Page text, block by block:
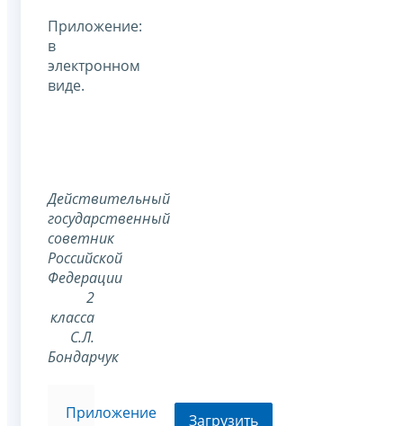
Приложение:
в
электронном
виде.
Действительный
государственный
советник
Российской
Федерации
2
класса
С.Л.
Бондарчук
Приложение
Загрузить